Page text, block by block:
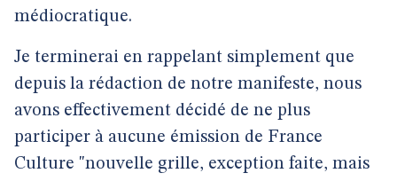
médiocratique.
Je terminerai en rappelant simplement que
depuis la rédaction de notre manifeste, nous
avons effectivement décidé de ne plus
participer à aucune émission de France
Culture "nouvelle grille, exception faite, mais